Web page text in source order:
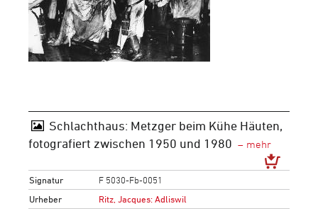
Schlachthaus: Metzger beim Kühe Häuten,
fotografiert zwischen 1950 und 1980
Signatur
F 5030-Fb-0051
Urheber
Ritz, Jacques: Adliswil